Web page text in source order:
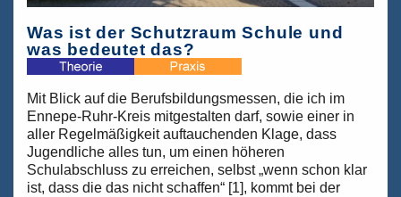
Was ist der Schutzraum Schule und
was bedeutet das?
Mit Blick auf die Berufsbildungsmessen, die ich im
Ennepe-Ruhr-Kreis mitgestalten darf, sowie einer in
aller Regelmäßigkeit auftauchenden Klage, dass
Jugendliche alles tun, um einen höheren
Schulabschluss zu erreichen, selbst „wenn schon klar
ist, dass die das nicht schaffen“ [1], kommt bei der